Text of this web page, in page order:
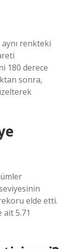
aynı renkteki
180 derece
sonra,
elde etti.
ait 5.71